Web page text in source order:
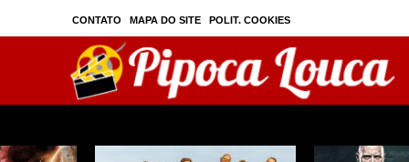
CONTATO MAPA DO SITE POLIT. COOKIES
PRIVAC./SEGURANÇA